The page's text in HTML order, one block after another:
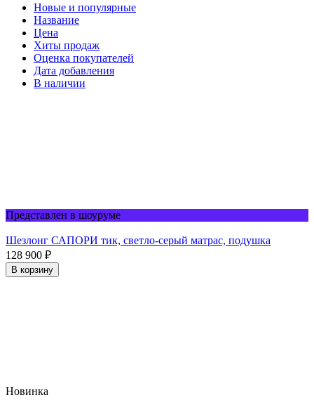
Новые и популярные
Название
Цена
Хиты продаж
Оценка покупателей
Дата добавления
В наличии
Представлен в шоуруме
Шезлонг САПОРИ тик, светло-серый матрас, подушка
128 900 ₽
В корзину
Новинка